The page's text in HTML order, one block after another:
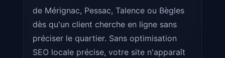
de Mérignac, Pessac, Talence ou Bègles
dès qu'un client cherche en ligne sans
préciser le quartier. Sans optimisation
SEO locale précise, votre site n'apparaît